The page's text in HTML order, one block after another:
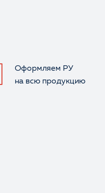
Оформляем РУ
на всю продукцию